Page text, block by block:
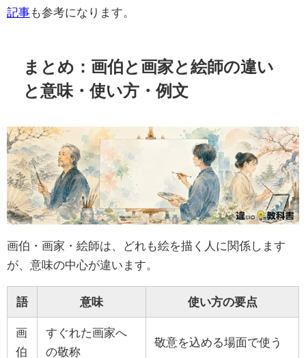
記事も参考になります。
まとめ：画伯と画家と絵師の違い
と意味・使い方・例文
画伯・画家・絵師は、どれも絵を描く人に関係します
が、意味の中心が違います。
語 意味 使い方の要点
画
伯
すぐれた画家へ
の敬称
敬意を込める場面で使う